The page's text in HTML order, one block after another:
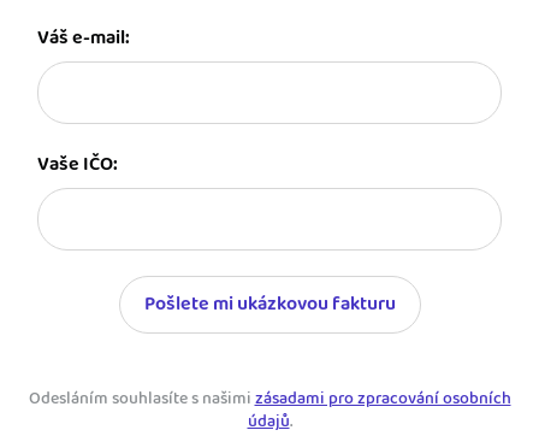
Váš e-mail:
Vaše IČO:
Pošlete mi ukázkovou fakturu
Odesláním souhlasíte s našimizásadami pro zpracování osobních
údajů.